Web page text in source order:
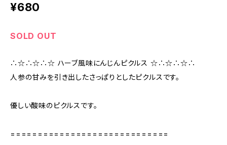
¥680
SOLD OUT
∴☆∴☆∴☆ ハーブ風味にんじんピクルス ☆∴☆∴☆∴
人参の甘みを引き出したさっぱりとしたピクルスです。
優しい酸味のピクルスです。
=============================